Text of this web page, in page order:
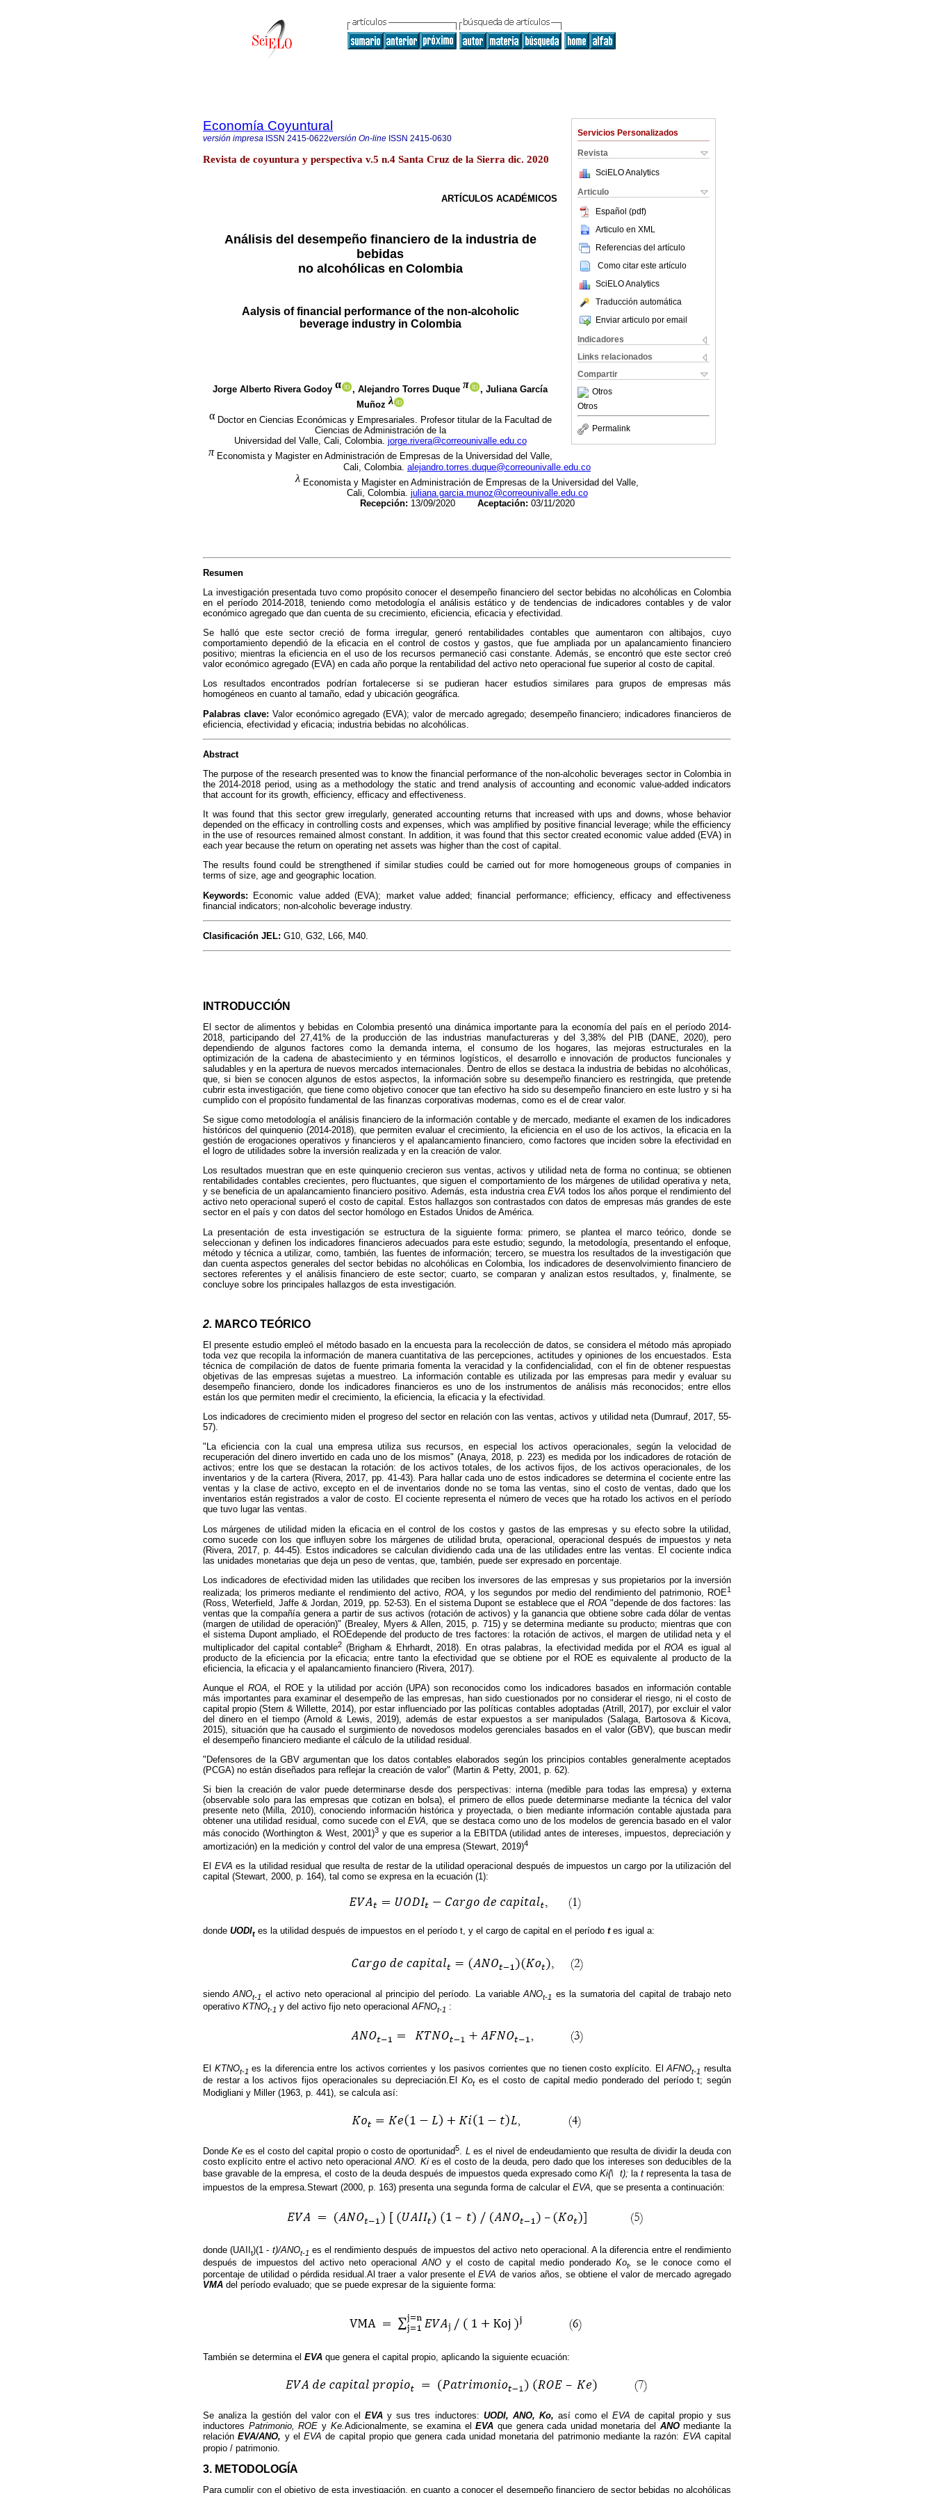
Servicios Personalizados
Revista
SciELO Analytics
Articulo
Español (pdf)
Articulo en XML
Referencias del artículo
Como citar este artículo
SciELO Analytics
Traducción automática
Enviar articulo por email
Indicadores
Links relacionados
Compartir
Otros
Otros
Permalink
Economía Coyuntural
versión impresa ISSN 2415-0622versión On-line ISSN 2415-0630
Revista de coyuntura y perspectiva v.5 n.4 Santa Cruz de la Sierra dic. 2020
ARTÍCULOS ACADÉMICOS
Análisis del desempeño financiero de la industria de
bebidas
no alcohólicas en Colombia
Aalysis of financial performance of the non-alcoholic
beverage industry in Colombia
Jorge Alberto Rivera Godoy α , Alejandro Torres Duque π
, Juliana García
Muñozλ
α Doctor en Ciencias Económicas y Empresariales. Profesor titular de la Facultad de
Ciencias de Administración de la
Universidad del Valle, Cali, Colombia. jorge.rivera@correounivalle.edu.co
π Economista y Magister en Administración de Empresas de la Universidad del Valle,
Cali, Colombia. alejandro.torres.duque@correounivalle.edu.co
λ Economista y Magister en Administración de Empresas de la Universidad del Valle,
Cali, Colombia. juliana.garcia.munoz@correounivalle.edu.co
Recepción: 13/09/2020 Aceptación: 03/11/2020
Resumen
La investigación presentada tuvo como propósito conocer el desempeño financiero del sector bebidas no alcohólicas en Colombia
en el período 2014-2018, teniendo como metodología el análisis estático y de tendencias de indicadores contables y de valor
económico agregado que dan cuenta de su crecimiento, eficiencia, eficacia y efectividad.
Se halló que este sector creció de forma irregular, generó rentabilidades contables que aumentaron con altibajos, cuyo
comportamiento dependió de la eficacia en el control de costos y gastos, que fue ampliada por un apalancamiento financiero
positivo; mientras la eficiencia en el uso de los recursos permaneció casi constante. Además, se encontró que este sector creó
valor económico agregado (EVA) en cada año porque la rentabilidad del activo neto operacional fue superior al costo de capital.
Los resultados encontrados podrían fortalecerse si se pudieran hacer estudios similares para grupos de empresas más
homogéneos en cuanto al tamaño, edad y ubicación geográfica.
Palabras clave: Valor económico agregado (EVA); valor de mercado agregado; desempeño financiero; indicadores financieros de
eficiencia, efectividad y eficacia; industria bebidas no alcohólicas.
Abstract
The purpose of the research presented was to know the financial performance of the non-alcoholic beverages sector in Colombia in
the 2014-2018 period, using as a methodology the static and trend analysis of accounting and economic value-added indicators
that account for its growth, efficiency, efficacy and effectiveness.
It was found that this sector grew irregularly, generated accounting returns that increased with ups and downs, whose behavior
depended on the efficacy in controlling costs and expenses, which was amplified by positive financial leverage; while the efficiency
in the use of resources remained almost constant. In addition, it was found that this sector created economic value added (EVA) in
each year because the return on operating net assets was higher than the cost of capital.
The results found could be strengthened if similar studies could be carried out for more homogeneous groups of companies in
terms of size, age and geographic location.
Keywords: Economic value added (EVA); market value added; financial performance; efficiency, efficacy and effectiveness
financial indicators; non-alcoholic beverage industry.
Clasificación JEL: G10, G32, L66, M40.
INTRODUCCIÓN
El sector de alimentos y bebidas en Colombia presentó una dinámica importante para la economía del país en el período 2014-
2018, participando del 27,41% de la producción de las industrias manufactureras y del 3,38% del
PIB (DANE, 2020), pero
dependiendo de algunos factores como la demanda interna, el consumo de los hogares, las mejoras estructurales en la
optimización de la cadena de abastecimiento y en términos logísticos, el desarrollo e innovación de productos funcionales y
saludables y en la apertura de nuevos mercados internacionales. Dentro de ellos se destaca la industria de bebidas no alcohólicas,
que, si bien se conocen algunos de estos aspectos, la información sobre su desempeño financiero es restringida, que pretende
cubrir esta investigación, que tiene como objetivo conocer que tan efectivo ha sido su desempeño financiero en este lustro y si ha
cumplido con el propósito fundamental de las finanzas corporativas modernas, como es el de crear valor.
Se sigue como metodología el análisis financiero de la información contable y de mercado, mediante el examen de los indicadores
históricos del quinquenio (2014-2018), que permiten evaluar el crecimiento, la eficiencia en el uso de los activos, la eficacia en la
gestión de erogaciones operativos y financieros y el apalancamiento financiero, como factores que inciden sobre la efectividad en
el logro de utilidades sobre la inversión realizada y en la creación de valor.
Los resultados muestran que en este quinquenio crecieron sus ventas, activos y utilidad neta de forma no continua; se obtienen
rentabilidades contables crecientes, pero fluctuantes, que siguen el comportamiento de los márgenes de utilidad operativa y neta,
y se beneficia de un apalancamiento financiero positivo. Además, esta industria crea EVA todos los años porque el rendimiento del
activo neto operacional superó el costo de capital. Estos hallazgos son contrastados con datos de empresas más grandes de este
sector en el país y con datos del sector homólogo en Estados Unidos de América.
La presentación de esta investigación se estructura de la siguiente forma: primero, se plantea el marco teórico, donde se
seleccionan y definen los indicadores financieros adecuados para este estudio; segundo, la metodología, presentando el enfoque,
método y técnica a utilizar, como, también, las fuentes de información; tercero, se muestra los resultados de la investigación que
dan cuenta aspectos generales del sector bebidas no alcohólicas en Colombia, los indicadores de desenvolvimiento financiero de
sectores referentes y el análisis financiero de este sector; cuarto, se comparan y analizan estos resultados, y, finalmente, se
concluye sobre los principales hallazgos de esta investigación.
2. MARCO TEÓRICO
El presente estudio empleó el método basado en la encuesta para la recolección de datos, se considera el método más apropiado
toda vez que recopila la información de manera cuantitativa de las percepciones, actitudes y opiniones de los encuestados. Esta
técnica de compilación de datos de fuente primaria fomenta la veracidad y la confidencialidad, con el fin de obtener respuestas
objetivas de las empresas sujetas a muestreo. La información contable es utilizada por las empresas para medir y evaluar su
desempeño financiero, donde los indicadores financieros es uno de los instrumentos de análisis más reconocidos; entre ellos
están los que permiten medir el crecimiento, la eficiencia, la eficacia y la efectividad.
Los indicadores de crecimiento miden el progreso del sector en relación con las ventas, activos y utilidad neta (Dumrauf, 2017, 55-
57).
"La eficiencia con la cual una empresa utiliza sus recursos, en especial los activos operacionales, según la velocidad de
recuperación del dinero invertido en cada uno de los mismos" (Anaya, 2018, p. 223) es medida por los indicadores de rotación de
activos; entre los que se destacan la rotación: de los activos totales, de los activos fijos, de los activos operacionales, de los
inventarios y de la cartera (Rivera, 2017, pp. 41-43). Para hallar cada uno de estos indicadores se determina el cociente entre las
ventas y la clase de activo, excepto en el de inventarios donde no se toma las ventas, sino el costo de ventas, dado que los
inventarios están registrados a valor de costo. El cociente representa el número de veces que ha rotado los activos en el período
que tuvo lugar las ventas.
Los márgenes de utilidad miden la eficacia en el control de los costos y gastos de las empresas y su efecto sobre la utilidad,
como sucede con los que influyen sobre los márgenes de utilidad bruta, operacional, operacional después de impuestos y neta
(Rivera, 2017, p. 44-45). Estos indicadores se calculan dividiendo cada una de las utilidades entre las ventas. El cociente indica
las unidades monetarias que deja un peso de ventas, que, también, puede ser expresado en porcentaje.
Los indicadores de efectividad miden las utilidades que reciben los inversores de las empresas y sus propietarios por la inversión
realizada; los primeros mediante el rendimiento del activo, ROA, y los segundos por medio del rendimiento del patrimonio, ROE1
(Ross, Weterfield, Jaffe & Jordan, 2019, pp. 52-53). En el sistema Dupont se establece que el ROA "depende de dos factores: las
ventas que la compañía genera a partir de sus activos (rotación de activos) y la ganancia que obtiene sobre cada dólar de ventas
(margen de utilidad de operación)" (Brealey, Myers & Allen, 2015, p. 715) y se determina mediante su producto; mientras que con
el sistema Dupont ampliado, el ROEdepende del producto de tres factores: la rotación de activos, el margen de utilidad neta y el
multiplicador del capital contable2(Brigham & Ehrhardt, 2018). En otras palabras, la efectividad medida por elROA es igual al
producto de la eficiencia por la eficacia; entre tanto la efectividad que se obtiene por el ROE es equivalente al producto de la
eficiencia, la eficacia y el apalancamiento financiero (Rivera, 2017).
Aunque el ROA,el ROE y la utilidad por acción (UPA) son reconocidos como los indicadores basados en información contable
más importantes para examinar el desempeño de las empresas, han sido cuestionados por no considerar el riesgo, ni el costo de
capital propio (Stern & Willette, 2014), por estar influenciado por las políticas contables adoptadas (Atrill, 2017), por excluir el valor
del dinero en el tiempo (Arnold & Lewis, 2019), además de estar expuestos a ser manipulados (Salaga, Bartosova & Kicova,
2015), situación que ha causado el surgimiento de novedosos modelos gerenciales basados en el valor (GBV), que buscan medir
el desempeño financiero mediante el cálculo de la utilidad residual.
"Defensores de la GBV argumentan que los datos contables elaborados según los principios contables generalmente aceptados
(PCGA) no están diseñados para reflejar la creación de valor" (Martin & Petty, 2001, p. 62).
Si bien la creación de valor puede determinarse desde dos perspectivas: interna (medible para todas las empresa) y externa
(observable solo para las empresas que cotizan en bolsa), el primero de ellos puede determinarse mediante la técnica del valor
presente neto (Milla, 2010), conociendo información histórica y proyectada, o bien mediante información contable ajustada para
obtener una utilidad residual, como sucede con elEVA, que se destaca como uno de los modelos de gerencia basado en el valor
más conocido (Worthington & West, 2001)3 y que es superior a la EBITDA (utilidad antes de intereses, impuestos, depreciación y
amortización) en la medición y control del valor de una empresa (Stewart, 2019)4
El EVAes la utilidad residual que resulta de restar de la utilidad operacional después de impuestos un cargo por la utilización del
capital (Stewart, 2000, p. 164), tal como se expresa en la ecuación (1):
donde UODIt es la utilidad después de impuestos en el período t, y el cargo de capital en el período t es igual a:
siendoANOt-1 el activo neto operacional al principio del período. La variableANOt-1 es la sumatoria del capital de trabajo neto
operativo KTNOt-1 y del activo fijo neto operacional AFNOt-1 :
El KTNOt-1 es la diferencia entre los activos corrientes y los pasivos corrientes que no tienen costo explícito. ElAFNOt-1 resulta
de restar a los activos fijos operacionales su depreciación.El Kot es el costo de capital medio ponderado del período t; según
Modigliani y Miller (1963, p. 441), se calcula así:
DondeKees el costo del capital propio o costo de oportunidad5 L es el nivel de endeudamiento que resulta de dividir la deuda con
costo explícito entre el activo neto operacionalANO. Kies el costo de la deuda, pero dado que los intereses son deducibles de la
base gravable de la empresa, el costo de la deuda después de impuestos queda expresado comoKi{\  t); la t representa la tasa de
impuestos de la empresa.Stewart (2000, p. 163) presenta una segunda forma de calcular el EVA, que se presenta a continuación:
donde (UAIIt)(1 - t)/ANOt-1 es el rendimiento después de impuestos del activo neto operacional. A la diferencia entre el rendimiento
después de impuestos del activo neto operacional ANO y el costo de capital medio ponderadoKot,se le conoce como el
porcentaje de utilidad o pérdida residual.Al traer a valor presente elEVA de varios años, se obtiene el valor de mercado agregado
VMA del período evaluado; que se puede expresar de la siguiente forma:
También se determina el EVA que genera el capital propio, aplicando la siguiente ecuación:
Se analiza la gestión del valor con elEVAy sus tres inductores: UODI, ANO, Ko, así como el EVA de capital propio y sus
inductores Patrimonio, ROE y Ke.Adicionalmente, se examina elEVA que genera cada unidad monetaria del ANOmediante la
relaciónEVA/ANO, y elEVAde capital propio que genera cada unidad monetaria del patrimonio mediante la razón: EVAcapital
propio / patrimonio.
3. METODOLOGÍA
Para cumplir con el objetivo de esta investigación, en cuanto a conocer el desempeño financiero de sector bebidas no alcohólicas